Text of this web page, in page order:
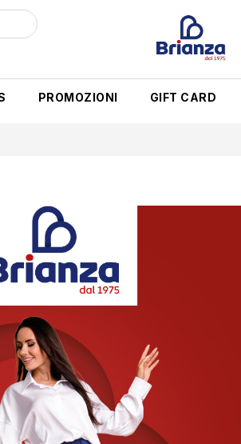
PROMOZIONI GIFT CARD